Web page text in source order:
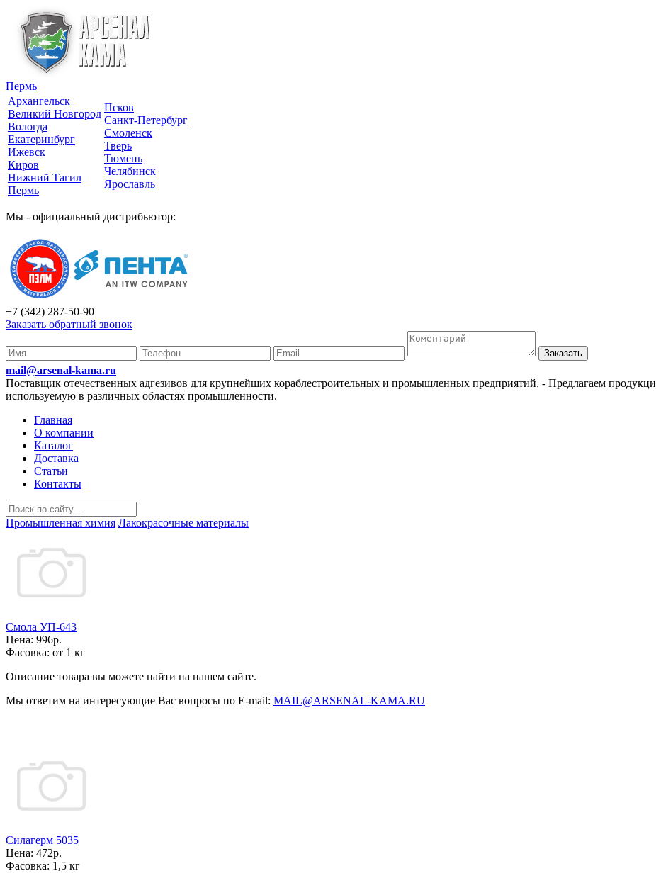
Пермь
Архангельск
Великий Новгород
Вологда
Екатеринбург
Ижевск
Киров
Нижний Тагил
Пермь
Псков
Санкт-Петербург
Смоленск
Тверь
Тюмень
Челябинск
Ярославль
Мы - официальный дистрибьютор:
+7 (342) 287-50-90
Заказать обратный звонок
Заказать
mail@arsenal-kama.ru
Поставщик отечественных адгезивов для крупнейших кораблестроительных и промышленных предприятий. - Предлагаем
используемую в различных областях промышленности.
Главная
О компании
Каталог
Доставка
Статьи
Контакты
Промышленная химия Лакокрасочные материалы
Смола УП-643
Цена: 996р.
Фасовка: от 1 кг
Описание товара вы можете найти на нашем сайте.
Мы ответим на интересующие Вас вопросы по E-mail: MAIL@ARSENAL-KAMA.RU
Силагерм 5035
Цена: 472р.
Фасовка: 1,5 кг